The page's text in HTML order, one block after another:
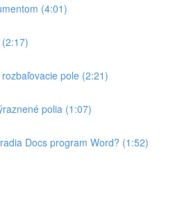
(4:01)
pole (2:21)
polia (1:07)
Docs program Word? (1:52)